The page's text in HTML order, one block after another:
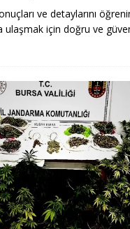
ve detaylarını
ulaşmak için doğru ve